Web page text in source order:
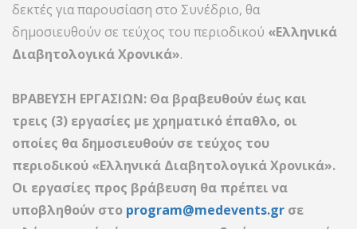
δεκτές για παρουσίαση στο Συνέδριο, θα
δημοσιευθούν σε τεύχος του περιοδικού «Ελληνικά
Διαβητολογικά Χρονικά».
ΒΡΑΒΕΥΣΗ ΕΡΓΑΣΙΩΝ: Θα βραβευθούν έως και
τρεις (3) εργασίες με χρηματικό έπαθλο, οι
οποίες θα δημοσιευθούν σε τεύχος του
περιοδικού «Ελληνικά Διαβητολογικά Χρονικά».
Οι εργασίες προς βράβευση θα πρέπει να
υποβληθούν στο program@medevents.gr σε